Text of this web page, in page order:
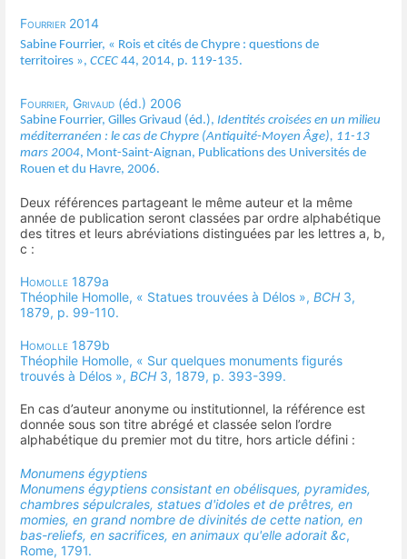
Fourrier 2014
Sabine Fourrier, « Rois et cités de Chypre : questions de
territoires », CCEC 44, 2014, p. 119-135.
Fourrier, Grivaud (éd.) 2006
Sabine Fourrier, Gilles Grivaud (éd.), Identités croisées en un milieu
méditerranéen : le cas de Chypre (Antiquité-Moyen Âge), 11-13
mars 2004, Mont-Saint-Aignan, Publications des Universités de
Rouen et du Havre, 2006.
Deux références partageant le même auteur et la même
année de publication seront classées par ordre alphabétique
des titres et leurs abréviations distinguées par les lettres a, b,
c :
Homolle 1879a
Théophile Homolle, « Statues trouvées à Délos », BCH 3,
1879, p. 99-110.
Homolle 1879b
Théophile Homolle, « Sur quelques monuments figurés
trouvés à Délos », BCH 3, 1879, p. 393-399.
En cas d’auteur anonyme ou institutionnel, la référence est
donnée sous son titre abrégé et classée selon l’ordre
alphabétique du premier mot du titre, hors article défini :
Monumens égyptiens
Monumens égyptiens consistant en obélisques, pyramides,
chambres sépulcrales, statues d'idoles et de prêtres, en
momies, en grand nombre de divinités de cette nation, en
bas-reliefs, en sacrifices, en animaux qu'elle adorait &c,
Rome, 1791.